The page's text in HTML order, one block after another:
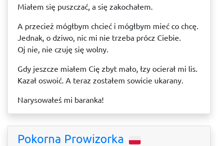
Miałem się puszczać, a się zakochałem.
A przecież mógłbym chcieć i mógłbym mieć co chcę.
Jednak, o dziwo, nic mi nie trzeba prócz Ciebie.
Oj nie, nie czuję się wolny.
Gdy jeszcze miałem Cię zbyt mało, łzy ocierał mi lis.
Kazał oswoić. A teraz zostałem sowicie ukarany.
Narysowałeś mi baranka!
Pokorna Prowizorka